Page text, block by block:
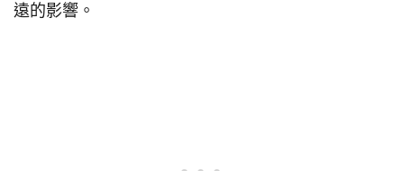
遠的影響。